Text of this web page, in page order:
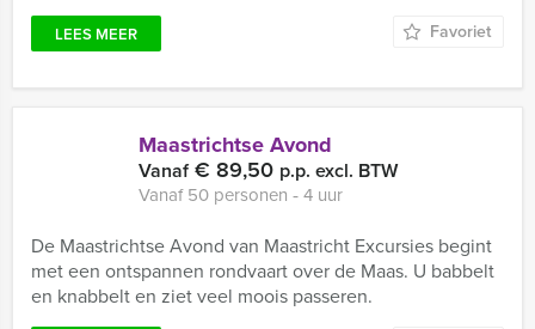
LEES MEER Favoriet
Maastrichtse Avond
Vanaf€ 89,50 p.p. excl. BTW
Vanaf 50 personen ‐ 4 uur
De Maastrichtse Avond van Maastricht Excursies begint
met een ontspannen rondvaart over de Maas. U babbelt
en knabbelt en ziet veel moois passeren.